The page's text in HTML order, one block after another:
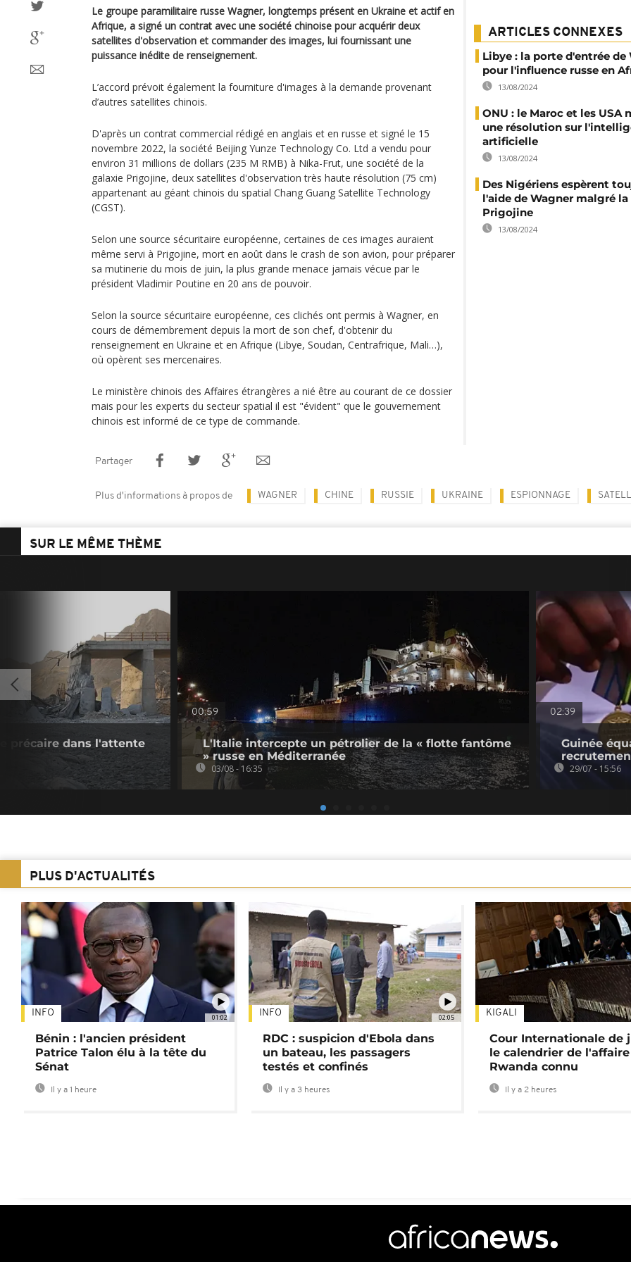
Le groupe paramilitaire russe Wagner, longtemps présent en Ukraine et actif en
Afrique, a signé un contrat avec une société chinoise pour acquérir deux
satellites d'observation et commander des images, lui fournissant une
puissance inédite de renseignement.
L’accord prévoit également la fourniture d'images à la demande provenant
d’autres satellites chinois.
D'après un contrat commercial rédigé en anglais et en russe et signé le 15
novembre 2022, la société Beijing Yunze Technology Co. Ltd a vendu pour
environ 31 millions de dollars (235 M RMB) à Nika-Frut, une société de la
galaxie Prigojine, deux satellites d'observation très haute résolution (75 cm)
appartenant au géant chinois du spatial Chang Guang Satellite Technology
(CGST).
Selon une source sécuritaire européenne, certaines de ces images auraient
même servi à Prigojine, mort en août dans le crash de son avion, pour préparer
sa mutinerie du mois de juin, la plus grande menace jamais vécue par le
président Vladimir Poutine en 20 ans de pouvoir.
Selon la source sécuritaire européenne, ces clichés ont permis à Wagner, en
cours de démembrement depuis la mort de son chef, d'obtenir du
renseignement en Ukraine et en Afrique (Libye, Soudan, Centrafrique, Mali…),
où opèrent ses mercenaires.
Le ministère chinois des Affaires étrangères a nié être au courant de ce dossier
mais pour les experts du secteur spatial il est "évident" que le gouvernement
chinois est informé de ce type de commande.
ARTICLES CONNEXES
Libye : la porte d'entrée de
pour l'influence russe en
13/08/2024
ONU : le Maroc et les USA
une résolution sur
artificielle
13/08/2024
Des Nigériens espèrent
l'aide de Wagner malgré
Prigojine
13/08/2024
Partager
Plus d'informations à propos de WAGNER CHINE RUSSIE UKRAINE ESPIONNAGE
SUR LE MÊME THÈME
précaire dans l'attente
00:59
L'Italie intercepte un pétrolier de la « flotte fantôme
» russe en Méditerranée
03/08 - 16:35
02:39
Guinée
29/07 - 15:56
PLUS D'ACTUALITÉS
01:02
INFO
Bénin : l'ancien président
Patrice Talon élu à la tête du
Sénat
Il y a 1 heure
02:05
INFO
RDC : suspicion d'Ebola dans
un bateau, les passagers
testés et confinés
Il y a 3 heures
KIGALI
Cour Internationale de
le calendrier de l'affaire
Rwanda connu
Il y a 2 heures